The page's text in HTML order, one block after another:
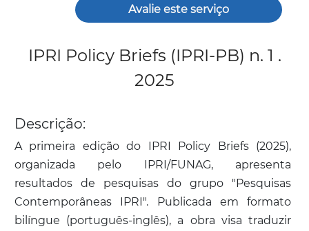
Avalie este serviço
IPRI Policy Briefs (IPRI-PB) n. 1 .
2025
Descrição:
A primeira edição do IPRI Policy Briefs (2025),
organizada pelo IPRI/FUNAG, apresenta
resultados de pesquisas do grupo "Pesquisas
Contemporâneas IPRI". Publicada em formato
bilíngue (português-inglês), a obra visa traduzir